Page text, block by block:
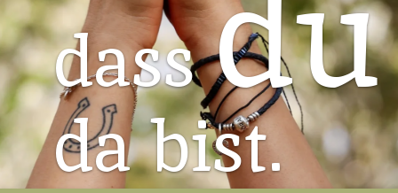
dass
dabist.